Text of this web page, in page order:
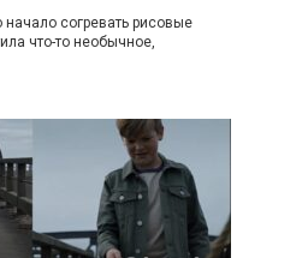
начало согревать рисовые
что-то необычное,